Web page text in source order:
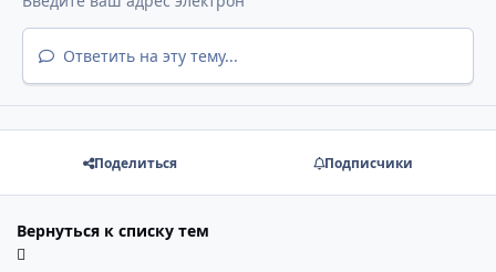
Ответить на эту тему...
Поделиться Подписчики
Вернуться к списку тем